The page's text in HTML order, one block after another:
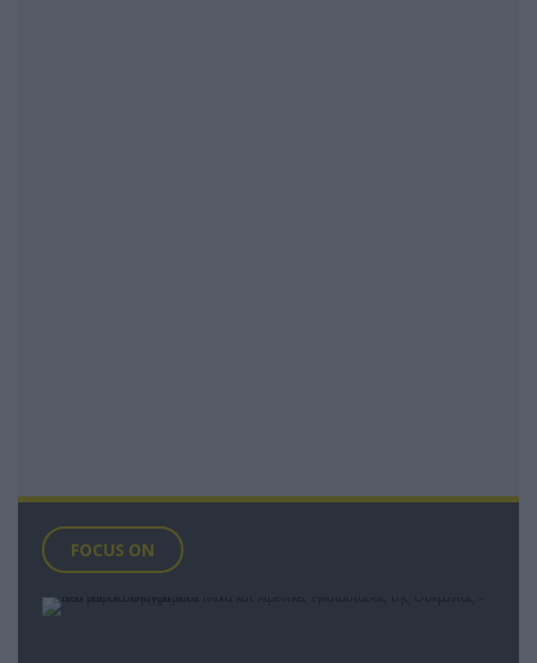
FOCUS ON